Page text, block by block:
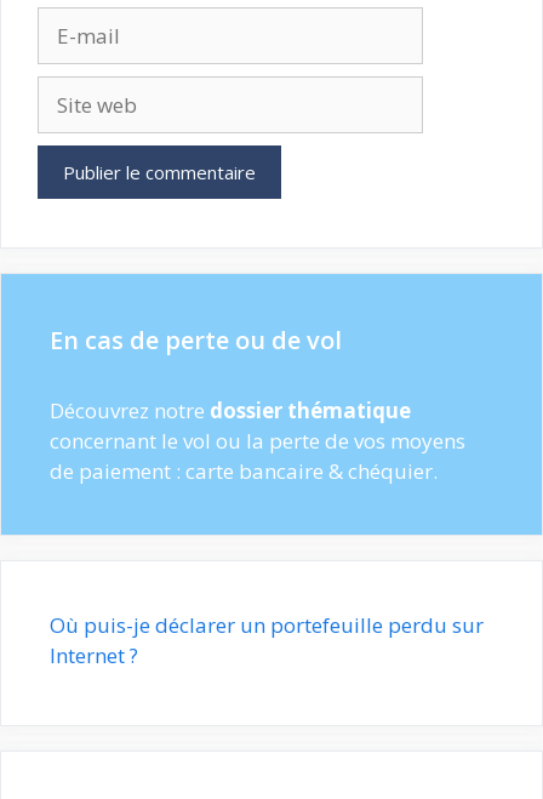
mail
web
En cas de perte ou de vol
Découvrez notre dossier thématique
concernant le vol ou la perte de vos moyens
de paiement : carte bancaire & chéquier.
Où puis-je déclarer un portefeuille perdu sur
Internet ?